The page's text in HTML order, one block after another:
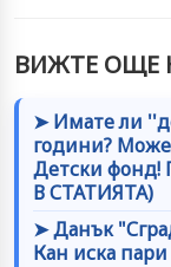
ВИЖТЕ ОЩЕ
➤ Имате ли
години?
Детски фонд!
В СТАТИЯТА)
➤ Данък
Кан иска